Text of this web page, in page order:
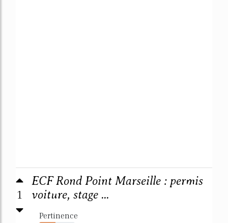
1
ECF Rond Point Marseille : permis
voiture, stage ...
Pertinence